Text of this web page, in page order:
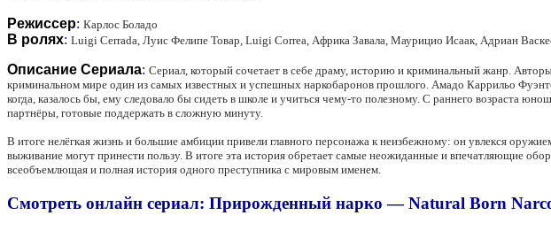
Режиссер: Карлос Боладо
В ролях: Luigi Cerrada, Луис Фелипе Товар, Luigi Correa, Африка Завала, Маурицио Исаак, Адриан
Описание Сериала: Сериал, который сочетает в себе драму, историю и криминальный жанр.
криминальном мире один из самых известных и успешных наркобаронов прошлого. Амадо Каррильо
когда, казалось бы, ему следовало бы сидеть в школе и учиться чему-то полезному. С раннего возраста
партнёры, готовые поддержать в сложную минуту.
В итоге нелёгкая жизнь и большие амбиции привели главного персонажа к неизбежному: он увлекся
выживание могут принести пользу. В итоге эта история обретает самые неожиданные и впечатляющие
всеобъемлющая и полная история одного преступника с мировым именем.
Смотреть онлайн сериал: Прирожденный нарко — Natural Born